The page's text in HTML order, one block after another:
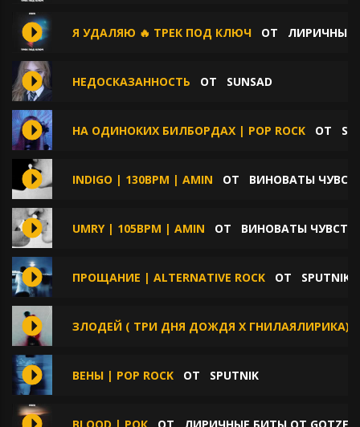
Я УДАЛЯЮ 🔥 ТРЕК ПОД КЛЮЧ ОТ ЛИРИЧНЫЕ
НЕДОСКАЗАННОСТЬ ОТ SUNSAD
НА ОДИНОКИХ БИЛБОРДАХ | POP ROCK ОТ
INDIGO | 130BPM | AMIN ОТ ВИНОВАТЫ
UMRY | 105BPM | AMIN ОТ ВИНОВАТЫ
ПРОЩАНИЕ | ALTERNATIVE ROCK ОТ SPUTNIK
ЗЛОДЕЙ ( ТРИ ДНЯ ДОЖДЯ Х ГНИЛАЯЛИРИКА)
ВЕНЫ | POP ROCK ОТ SPUTNIK